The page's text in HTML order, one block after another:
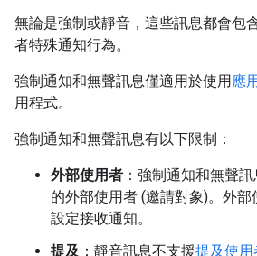
無論是強制或靜音，這些訊息都會包
者特殊通知行為。
強制通知和無聲訊息僅適用於使用 應
用程式。
強制通知和無聲訊息有以下限制：
外部使用者 ：強制通知和無聲
的外部使用者 (邀請對象)。外
設定接收通知。
提及 ：靜音訊息不支援提及使用